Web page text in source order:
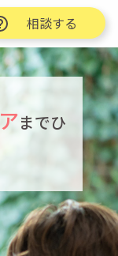
相談する
までひ